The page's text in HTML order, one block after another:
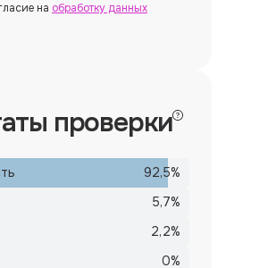
на обработку данных
проверки
92,5%
5,7%
2,2%
0%